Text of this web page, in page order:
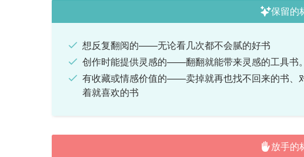
保留的
想反复翻阅的——无论看几次都不会腻的好书
创作时能提供灵感的——翻翻就能带来灵感的工具书
有收藏或情感价值的——卖掉就再也找不回来的书、
着就喜欢的书
放手的